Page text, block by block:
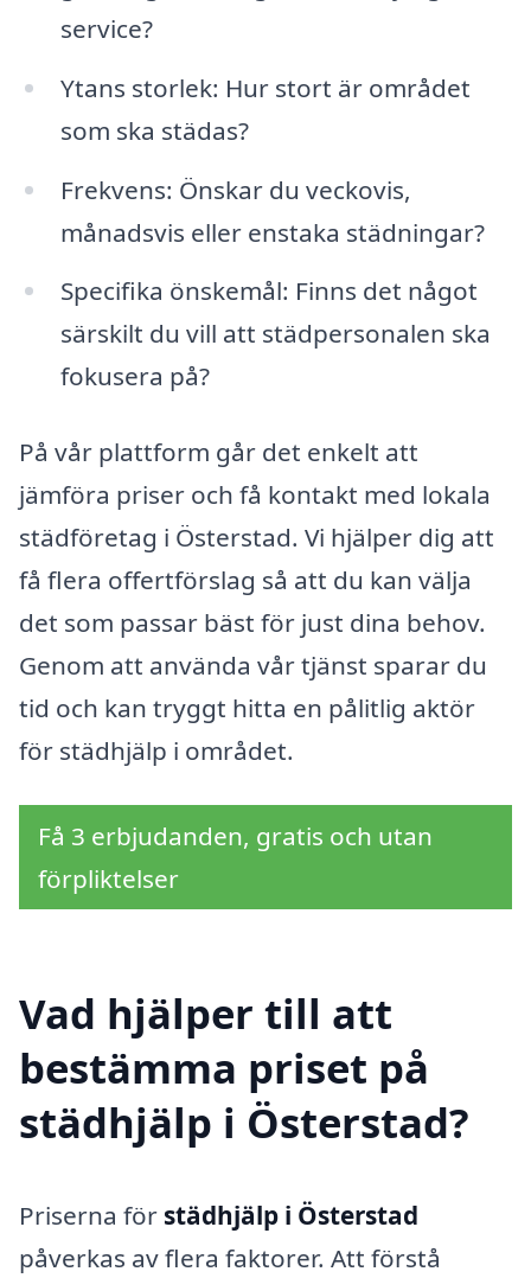
service?
Ytans storlek: Hur stort är området
som ska städas?
Frekvens: Önskar du veckovis,
månadsvis eller enstaka städningar?
Specifika önskemål: Finns det något
särskilt du vill att städpersonalen ska
fokusera på?
På vår plattform går det enkelt att
jämföra priser och få kontakt med lokala
städföretag i Österstad. Vi hjälper dig att
få flera offertförslag så att du kan välja
det som passar bäst för just dina behov.
Genom att använda vår tjänst sparar du
tid och kan tryggt hitta en pålitlig aktör
för städhjälp i området.
Få 3 erbjudanden, gratis och utan
förpliktelser
Vad hjälper till att
bestämma priset på
städhjälp i Österstad?
Priserna för städhjälp i Österstad
påverkas av flera faktorer. Att förstå